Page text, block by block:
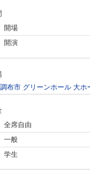
開場
開演
調布市 グリーンホール 大ホ
全席自由
一般
学生